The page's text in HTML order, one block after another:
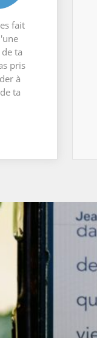
fait
ta
pris
à
ta